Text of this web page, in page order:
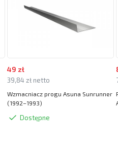
49 zł
39,84 zł netto
Wzmacniacz progu Asuna Sunrunner
(1992–1993)
Dostępne